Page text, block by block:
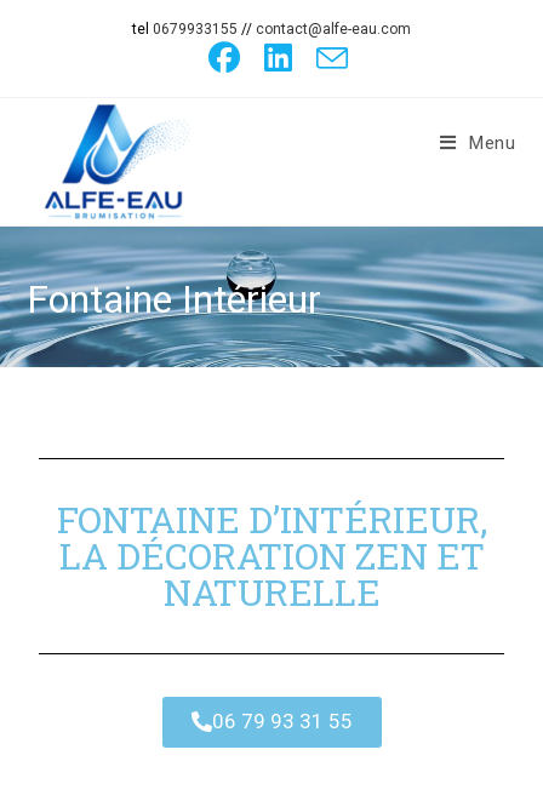
tel 0679933155 // contact@alfe-eau.com
Menu
Fontaine Intérieur
FONTAINE D’INTÉRIEUR,
LA DÉCORATION ZEN ET
NATURELLE
06 79 93 31 55